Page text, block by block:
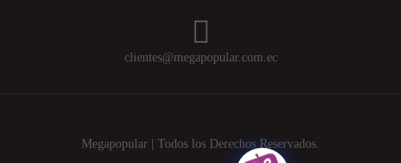
clientes@megapopular.com.ec
Megapopular | Todos los Derechos Reservados.